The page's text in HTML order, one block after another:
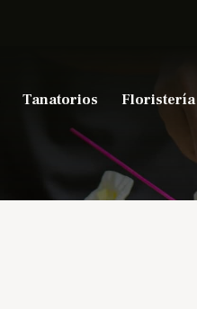
Tanatorios Floristería